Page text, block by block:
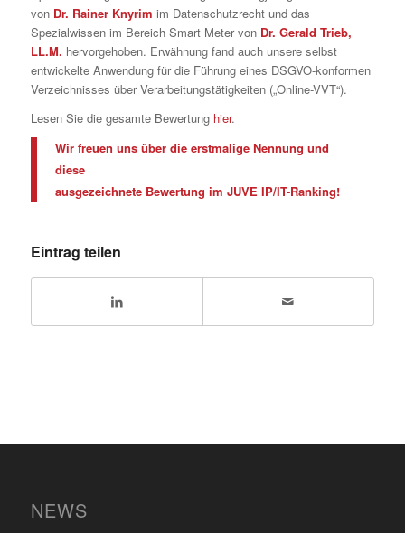
von Dr. Rainer Knyrim im Datenschutzrecht und das
Spezialwissen im Bereich Smart Meter von Dr. Gerald Trieb,
LL.M. hervorgehoben. Erwähnung fand auch unsere selbst
entwickelte Anwendung für die Führung eines DSGVO-konformen
Verzeichnisses über Verarbeitungstätigkeiten („Online-VVT“).
Lesen Sie die gesamte Bewertung hier.
Wir freuen uns über die erstmalige Nennung und
diese
ausgezeichnete Bewertung im JUVE IP/IT-Ranking!
Eintrag teilen
NEWS